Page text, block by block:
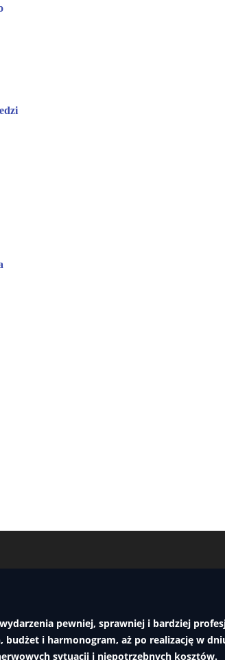
pewniej, sprawniej i bardziej
i harmonogram, aż po realizację w
sytuacji i niepotrzebnych kosztów.